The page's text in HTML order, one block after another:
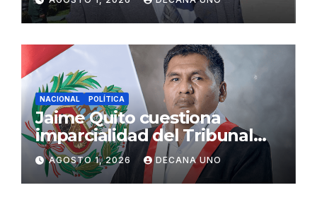
ciudadana
NACIONAL POLÍTICA
Jaime Quito cuestiona
imparcialidad del Tribunal
Constitucional tras liberación
de Ollanta Humala
AGOSTO 1, 2026 DECANA UNO